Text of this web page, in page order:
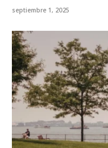
septiembre 1, 2025